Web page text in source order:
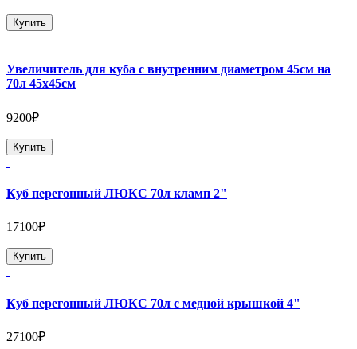
Купить
Увеличитель для куба с внутренним диаметром 45см на
70л 45х45см
9200₽
Купить
Куб перегонный ЛЮКС 70л кламп 2"
17100₽
Купить
Куб перегонный ЛЮКС 70л с медной крышкой 4"
27100₽